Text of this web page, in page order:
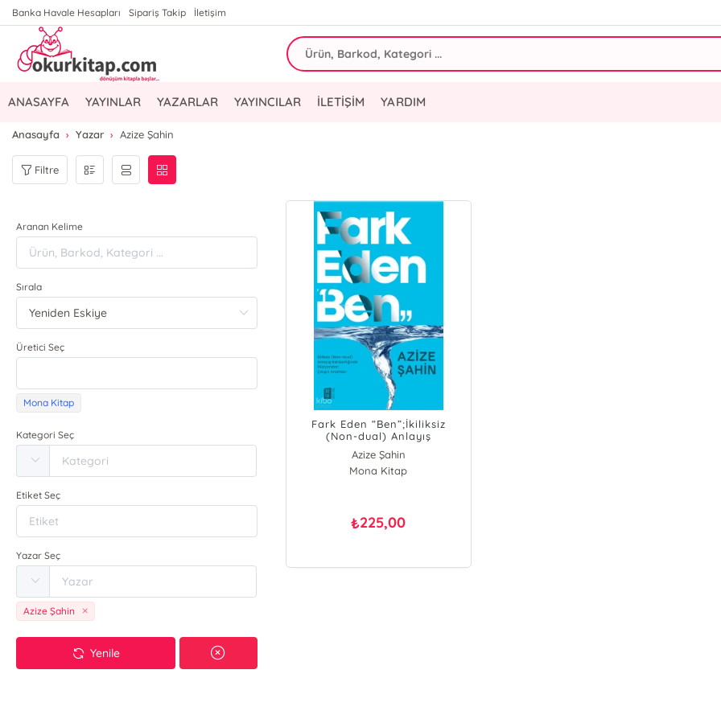
Banka Havale Hesapları Sipariş Takip İletişim
ANASAYFA YAYINLAR YAZARLAR YAYINCILAR İLETİŞİM YARDIM
Anasayfa Yazar Azize Şahin
Filtre
Aranan Kelime
Sırala
Üretici Seç
Mona Kitap
Kategori Seç
Etiket Seç
Yazar Seç
Azize Şahin
Yenile
Fark Eden “Ben”;İkiliksiz
(Non-dual) Anlayış
Rehberliğinde İllüzyondan
Çıkışın Anahtarı
Azize Şahin
Mona Kitap
₺225,00